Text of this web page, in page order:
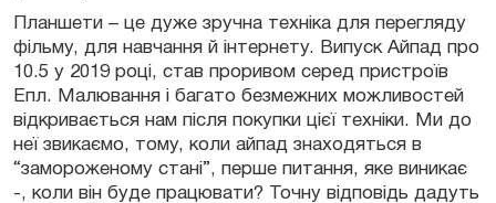
Планшети – це дуже зручна техніка для перегляду
фільму, для навчання й інтернету. Випуск Айпад про
10.5 у 2019 році, став проривом серед пристроїв
Епл. Малювання і багато безмежних можливостей
відкривається нам після покупки цієї техніки. Ми до
неї звикаємо, тому, коли айпад знаходяться в
“замороженому стані”, перше питання, яке виникає
-, коли він буде працювати? Точну відповідь дадуть